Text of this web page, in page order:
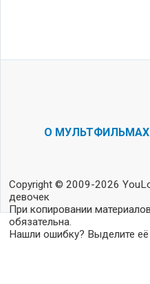
О МУЛЬТФИЛЬМАХ
Copyright © 2009-2026
девочек
При копировании
обязательна.
Нашли ошибку? Выделите